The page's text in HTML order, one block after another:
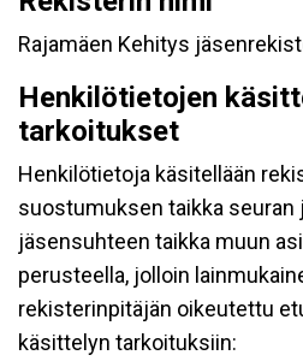
Rajamäen Kehitys
Henkilötietojen
tarkoitukset
Henkilötietoja käsitellään
suostumuksen taikka seuran
jäsensuhteen taikka muun
perusteella, jolloin
rekisterinpitäjän oikeutettu
käsittelyn tarkoituksiin: